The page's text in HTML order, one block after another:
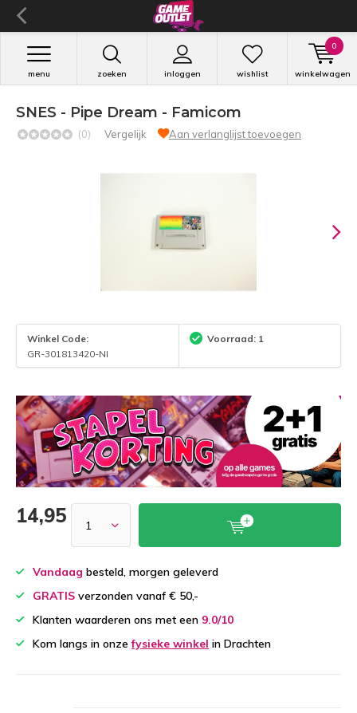
zoeken inloggen
menu wishlist winkelwagen
0
SNES - Pipe Dream - Famicom
(0) Vergelijk Aan verlanglijst toevoegen
Winkel Code:
GR-301813420-NI
Voorraad: 1
14,95
Vandaag besteld, morgen geleverd
GRATIS verzonden vanaf € 50,-
Klanten waarderen ons met een 9.0/10
Kom langs in onzefysieke winkel in Drachten